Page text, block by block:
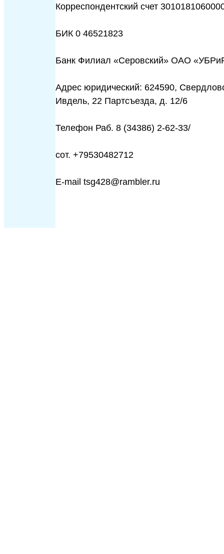
Корреспондентский счет
БИК 0 46521823
Банк Филиал «Серовский» ОАО
Адрес юридический: 624590,
Ивдель, 22 Партсъезда, д. 12/6
Телефон Раб. 8 (34386) 2-62-33/
сот. +79530482712
E-mail tsg428@rambler.ru